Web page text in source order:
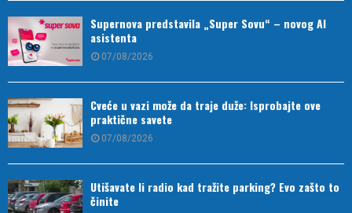
Supernova predstavila „Super Sovu“ – novog AI
asistenta
07/08/2026
Cveće u vazi može da traje duže: Isprobajte ove
praktične savete
07/08/2026
Utišavate li radio kad tražite parking? Evo zašto to
činite